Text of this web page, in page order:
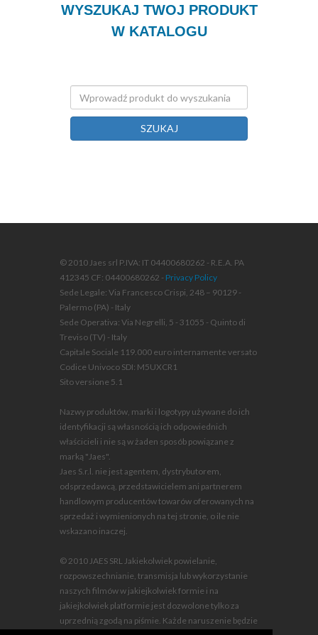
WYSZUKAJ TWOJ PRODUKT
W KATALOGU
SZUKAJ
© 2010 Jaes srl P.IVA: IT 04400680262 - R.E.A. PA
412345 CF: 04400680262 - Privacy Policy
Sede Legale: Via Francesco Crispi, 248 – 90129 -
Palermo (PA) - Italy
Sede Operativa: Via Negrelli, 5 - 31055 - Quinto di
Treviso (TV) - Italy
Capitale Sociale 119.000 euro internamente versato
Codice Univoco SDI: M5UXCR1
Sito versione 5.1
Nazwy produktów, marki i logotypy używane do ich
identyfikacji są własnością ich odpowiednich
właścicieli i nie są w żaden sposób powiązane z
marką "Jaes".
Jaes S.r.l. nie jest agentem, dystrybutorem,
odsprzedawcą, przedstawicielem ani partnerem
handlowym producentów towarów oferowanych na
sprzedaż i wymienionych na tej stronie, o ile nie
wskazano inaczej.
© 2010 JAES SRL Jakiekolwiek powielanie,
rozpowszechnianie, transmisja lub wykorzystanie
naszych filmów w jakiejkolwiek formie i na
jakiejkolwiek platformie jest dozwolone tylko za
uprzednią zgodą na piśmie. Każde naruszenie będzie